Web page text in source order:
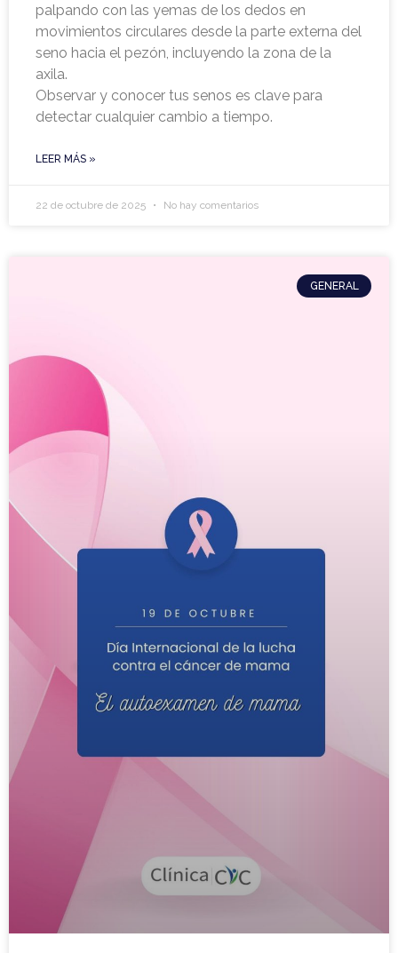
palpando con las yemas de los dedos en
movimientos circulares desde la parte externa del
seno hacia el pezón, incluyendo la zona de la
axila.
Observar y conocer tus senos es clave para
detectar cualquier cambio a tiempo.
LEER MÁS »
22 de octubre de 2025 No hay comentarios
GENERAL